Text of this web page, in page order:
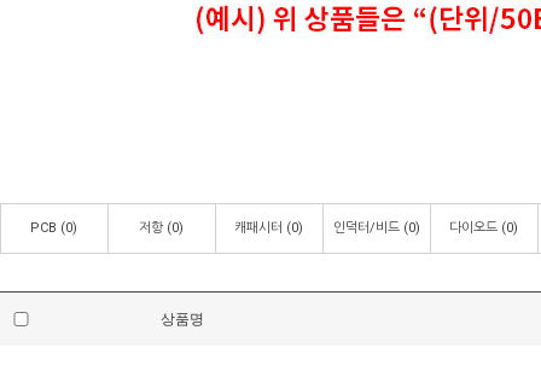
PCB (0) 저항 (0) 캐패시터 (0) 인덕터/비드 (0) 다이오드 (0)
상품명